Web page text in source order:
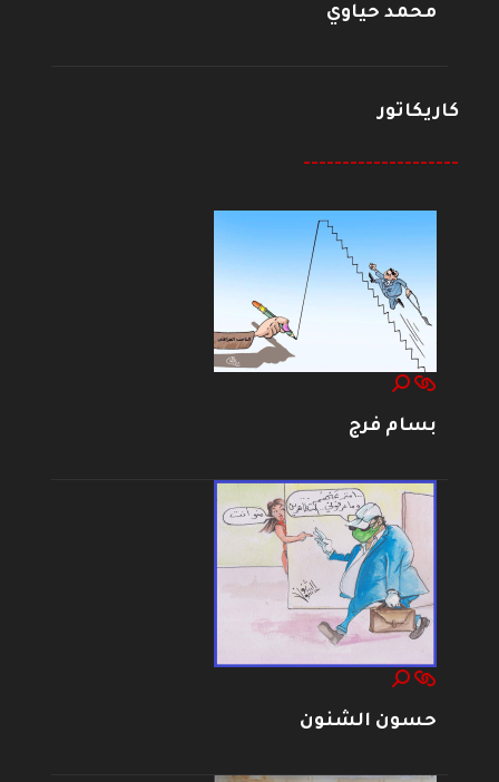
محمد حياوي
كاريكاتور
--------------------
بسام فرج
حسون الشنون